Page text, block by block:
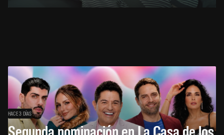
HACE 3 DÍAS